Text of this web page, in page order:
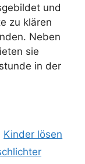
und
zu klären
Neben
sie
in der
Kinder lösen